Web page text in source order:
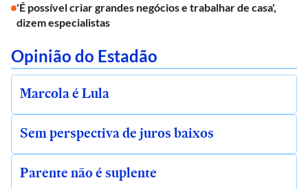
'É possível criar grandes negócios e trabalhar de casa',
dizem especialistas
Opinião do Estadão
Marcola é Lula
Sem perspectiva de juros baixos
Parente não é suplente